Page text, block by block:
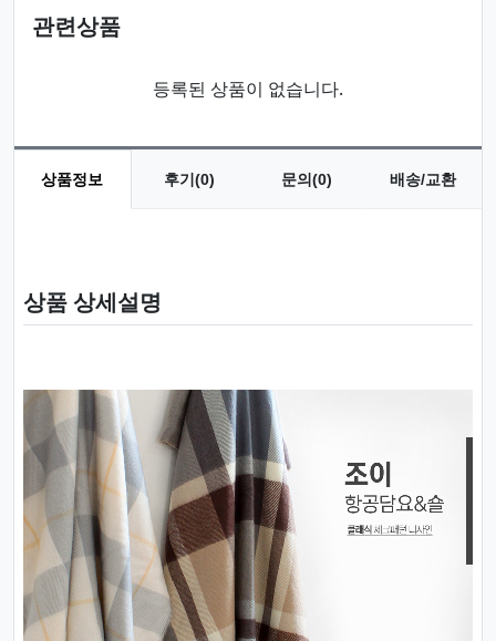
관련상품
등록된 상품이 없습니다.
상품정보 후기(0) 문의(0) 배송/교환
상품 상세설명